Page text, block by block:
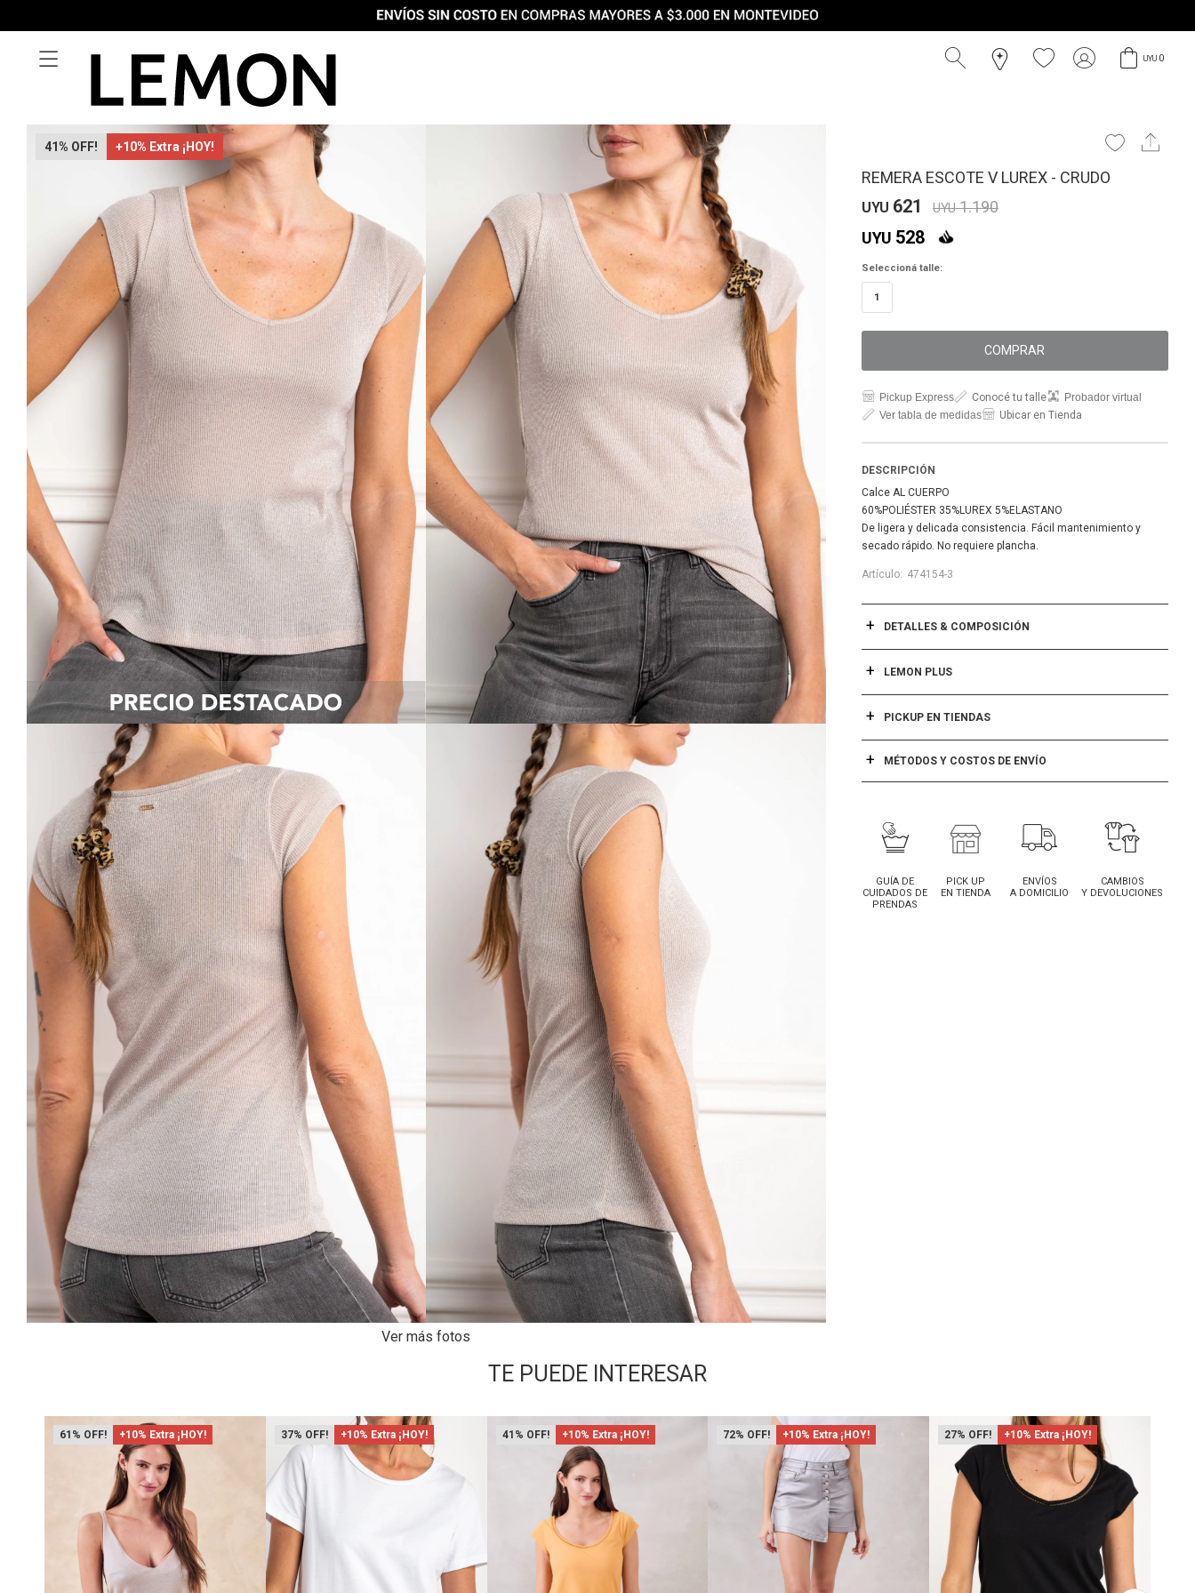
UYU 0

41 +10% Extra ¡HOY!
Ver más fotos
REMERA ESCOTE V LUREX - CRUDO
UYU 621 UYU 1.190
UYU 528
Seleccioná talle:
1
COMPRAR
Pickup Express Conocé tu talle
Probador virtual
Ver tabla de medidas
Ubicar en Tienda
DESCRIPCIÓN
Calce AL CUERPO
60%POLIÉSTER 35%LUREX 5%ELASTANO
De ligera y delicada consistencia. Fácil mantenimiento y
secado rápido. No requiere plancha.
474154-3
DETALLES & COMPOSICIÓN
LEMON PLUS
PICKUP EN TIENDAS
MÉTODOS Y COSTOS DE ENVÍO
GUÍA DE
CUIDADOS DE
PRENDAS
PICK UP
EN TIENDA
ENVÍOS
A DOMICILIO
CAMBIOS
Y DEVOLUCIONES
TE PUEDE INTERESAR
61 +10% Extra ¡HOY! 37 +10% Extra ¡HOY! 41 +10% Extra ¡HOY! 72 +10% Extra ¡HOY! 27 +10% Extra ¡HOY!